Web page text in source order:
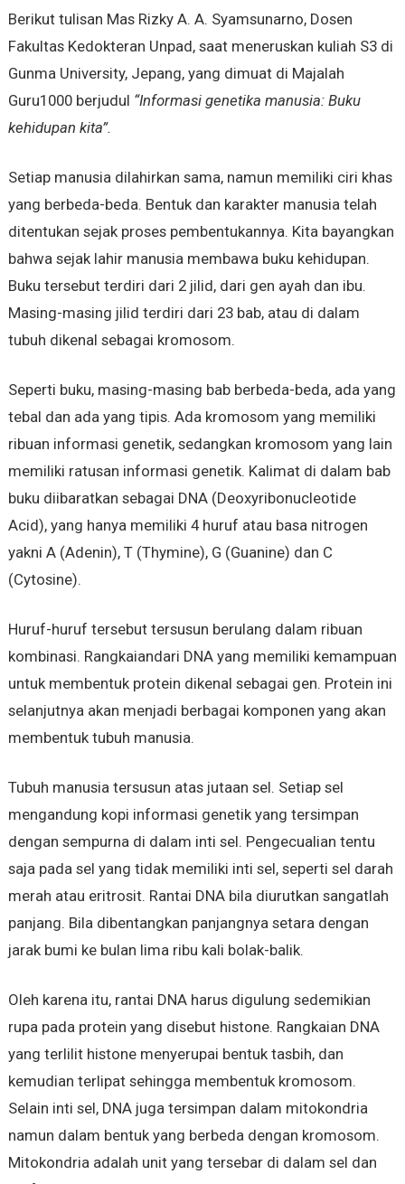
Berikut tulisan Mas Rizky A. A. Syamsunarno, Dosen
Fakultas Kedokteran Unpad, saat meneruskan kuliah S3 di
Gunma University, Jepang, yang dimuat di Majalah
Guru1000 berjudul “Informasi genetika manusia: Buku
kehidupan kita”.
Setiap manusia dilahirkan sama, namun memiliki ciri khas
yang berbeda-beda. Bentuk dan karakter manusia telah
ditentukan sejak proses pembentukannya. Kita bayangkan
bahwa sejak lahir manusia membawa buku kehidupan.
Buku tersebut terdiri dari 2 jilid, dari gen ayah dan ibu.
Masing-masing jilid terdiri dari 23 bab, atau di dalam
tubuh dikenal sebagai kromosom.
Seperti buku, masing-masing bab berbeda-beda, ada yang
tebal dan ada yang tipis. Ada kromosom yang memiliki
ribuan informasi genetik, sedangkan kromosom yang lain
memiliki ratusan informasi genetik. Kalimat di dalam bab
buku diibaratkan sebagai DNA (Deoxyribonucleotide
Acid), yang hanya memiliki 4 huruf atau basa nitrogen
yakni A (Adenin), T (Thymine), G (Guanine) dan C
(Cytosine).
Huruf-huruf tersebut tersusun berulang dalam ribuan
kombinasi. Rangkaiandari DNA yang memiliki kemampuan
untuk membentuk protein dikenal sebagai gen. Protein ini
selanjutnya akan menjadi berbagai komponen yang akan
membentuk tubuh manusia.
Tubuh manusia tersusun atas jutaan sel. Setiap sel
mengandung kopi informasi genetik yang tersimpan
dengan sempurna di dalam inti sel. Pengecualian tentu
saja pada sel yang tidak memiliki inti sel, seperti sel darah
merah atau eritrosit. Rantai DNA bila diurutkan sangatlah
panjang. Bila dibentangkan panjangnya setara dengan
jarak bumi ke bulan lima ribu kali bolak-balik.
Oleh karena itu, rantai DNA harus digulung sedemikian
rupa pada protein yang disebut histone. Rangkaian DNA
yang terlilit histone menyerupai bentuk tasbih, dan
kemudian terlipat sehingga membentuk kromosom.
Selain inti sel, DNA juga tersimpan dalam mitokondria
namun dalam bentuk yang berbeda dengan kromosom.
Mitokondria adalah unit yang tersebar di dalam sel dan